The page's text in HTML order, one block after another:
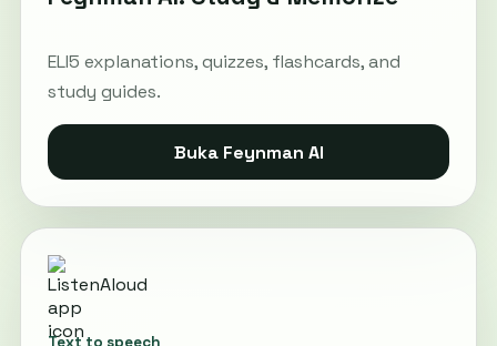
ELI5 explanations, quizzes, flashcards, and
study guides.
Buka Feynman AI